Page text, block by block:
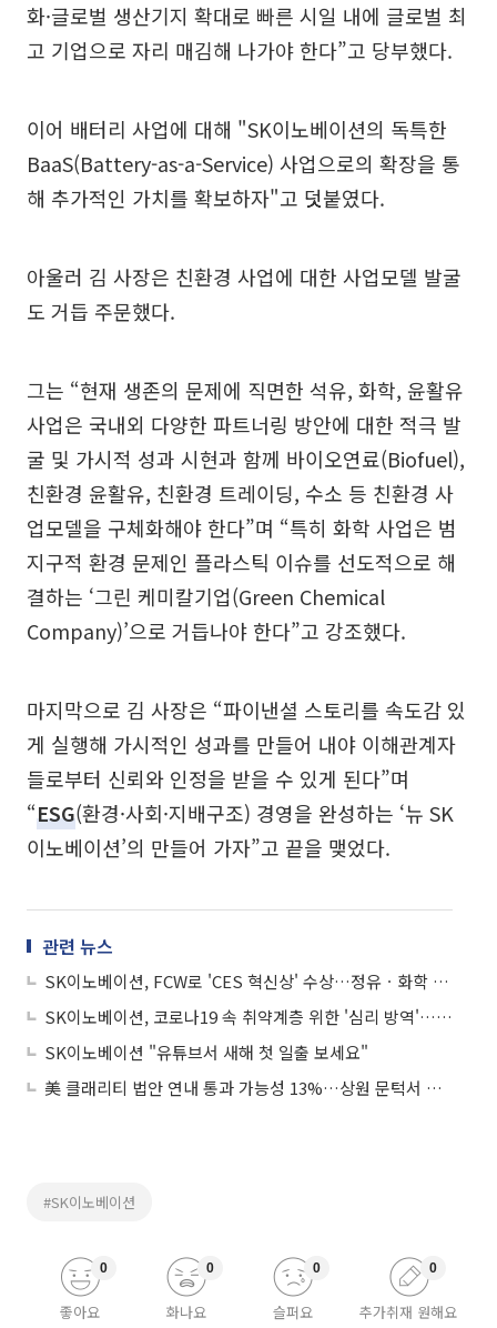
화·글로벌 생산기지 확대로 빠른 시일 내에 글로벌 최
고 기업으로 자리 매김해 나가야 한다”고 당부했다.
이어 배터리 사업에 대해 "SK이노베이션의 독특한
BaaS(Battery-as-a-Service) 사업으로의 확장을 통
해 추가적인 가치를 확보하자"고 덧붙였다.
아울러 김 사장은 친환경 사업에 대한 사업모델 발굴
도 거듭 주문했다.
그는 “현재 생존의 문제에 직면한 석유, 화학, 윤활유
사업은 국내외 다양한 파트너링 방안에 대한 적극 발
굴 및 가시적 성과 시현과 함께 바이오연료(Biofuel),
친환경 윤활유, 친환경 트레이딩, 수소 등 친환경 사
업모델을 구체화해야 한다”며 “특히 화학 사업은 범
지구적 환경 문제인 플라스틱 이슈를 선도적으로 해
결하는 ‘그린 케미칼기업(Green Chemical
Company)’으로 거듭나야 한다”고 강조했다.
마지막으로 김 사장은 “파이낸셜 스토리를 속도감 있
게 실행해 가시적인 성과를 만들어 내야 이해관계자
들로부터 신뢰와 인정을 받을 수 있게 된다”며
“ESG(환경·사회·지배구조) 경영을 완성하는 ‘뉴 SK
이노베이션’의 만들어 가자”고 끝을 맺었다.
관련 뉴스
SK이노베이션, FCW로 'CES 혁신상' 수상…정유ㆍ화학 업계 최초
SK이노베이션, 코로나19 속 취약계층 위한 '심리 방역'…비대면 봉사활동 실시
SK이노베이션 "유튜브서 새해 첫 일출 보세요"
美 클래리티 법안 연내 통과 가능성 13%…상원 문턱서 제동
#SK이노베이션
좋아요
0
화나요
0
슬퍼요
0
추가취재 원해요
0